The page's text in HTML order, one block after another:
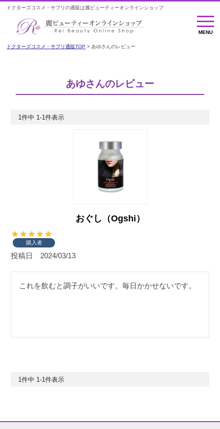
ドクターズコスメ・サプリの通販は麗ビューティーオンラインショップ
MENU
MENU
ドクターズコスメ・サプリ通販TOP あゆさんのレビュー
あゆさんのレビュー
1件中 1-1件表示
おぐし（Ogshi）
購入者
投稿日 2024/03/13
これを飲むと調子がいいです。毎日かかせないです。
1件中 1-1件表示